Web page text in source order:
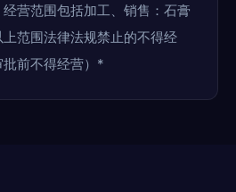
营范围包括加工、销售：石膏
范围法律法规禁止的不得经
前不得经营）*